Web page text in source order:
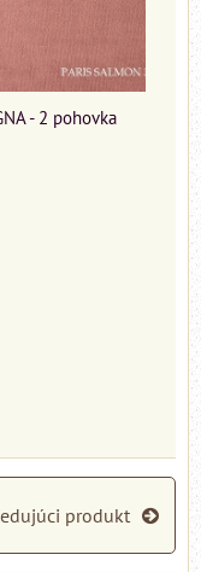
- 2 pohovka
produkt